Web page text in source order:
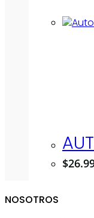
$
NOSOTROS